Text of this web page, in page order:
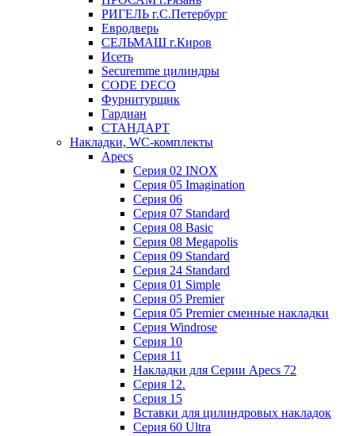
РИГЕЛЬ г.С.Петербург
Евродверь
СЕЛЬМАШ г.Киров
Исеть
Securemme цилиндры
CODE DECO
Фурнитурщик
Гардиан
СТАНДАРТ
Накладки, WC-комплекты
Apecs
Cерия 02 INOX
Cерия 05 Imagination
Cерия 06
Cерия 07 Standard
Cерия 08 Basic
Cерия 08 Megapolis
Cерия 09 Standard
Cерия 24 Standard
Серия 01 Simple
Серия 05 Premier
Серия 05 Premier сменные накладки
Cерия Windrose
Серия 10
Серия 11
Накладки для Серии Apecs 72
Серия 12.
Серия 15
Вставки для цилиндровых накладок
Серия 60 Ultra